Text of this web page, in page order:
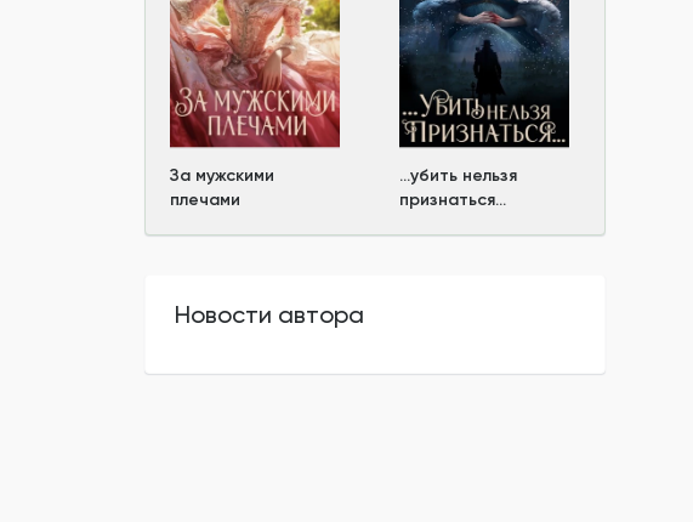
За мужскими
плечами
...убить нельзя
признаться...
Новости автора